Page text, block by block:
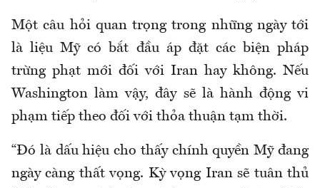
Một câu hỏi quan trọng trong những ngày tới
là liệu Mỹ có bắt đầu áp đặt các biện pháp
trừng phạt mới đối với Iran hay không. Nếu
Washington làm vậy, đây sẽ là hành động vi
phạm tiếp theo đối với thỏa thuận tạm thời.
“Đó là dấu hiệu cho thấy chính quyền Mỹ đang
ngày càng thất vọng. Kỳ vọng Iran sẽ tuân thủ